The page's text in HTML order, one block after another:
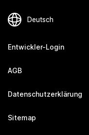
Entwickler-Login
AGB
Datenschutzerklärung
Sitemap